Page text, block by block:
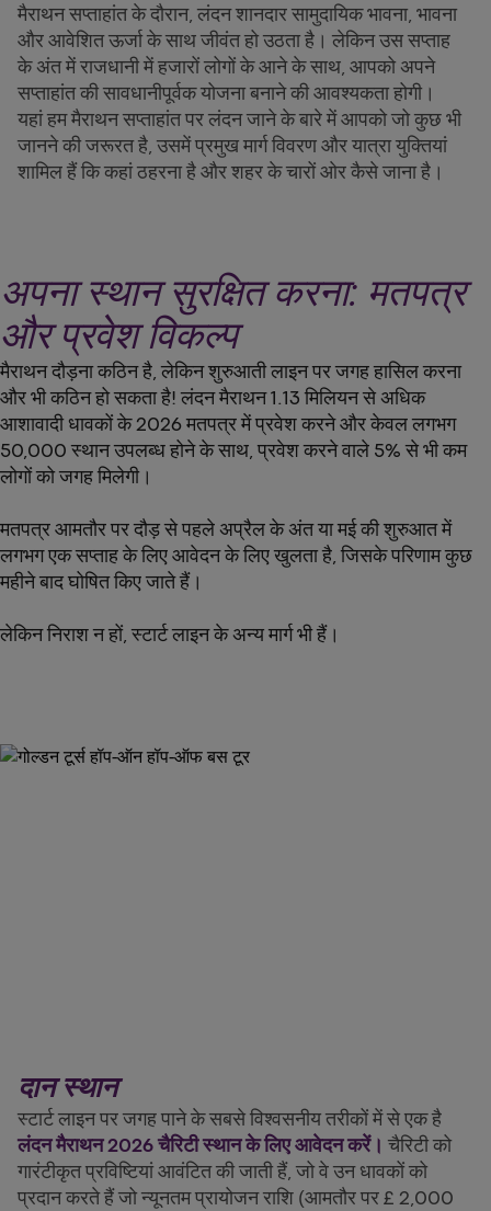
मैराथन सप्ताहांत के दौरान, लंदन शानदार सामुदायिक भावना, भावना
और आवेशित ऊर्जा के साथ जीवंत हो उठता है। लेकिन उस सप्ताह
के अंत में राजधानी में हजारों लोगों के आने के साथ, आपको अपने
सप्ताहांत की सावधानीपूर्वक योजना बनाने की आवश्यकता होगी।
यहां हम मैराथन सप्ताहांत पर लंदन जाने के बारे में आपको जो कुछ भी
जानने की जरूरत है, उसमें प्रमुख मार्ग विवरण और यात्रा युक्तियां
शामिल हैं कि कहां ठहरना है और शहर के चारों ओर कैसे जाना है।
अपना स्थान सुरक्षित करना: मतपत्र
और प्रवेश विकल्प
मैराथन दौड़ना कठिन है, लेकिन शुरुआती लाइन पर जगह हासिल करना
और भी कठिन हो सकता है! लंदन मैराथन 1.13 मिलियन से अधिक
आशावादी धावकों के 2026 मतपत्र में प्रवेश करने और केवल लगभग
50,000 स्थान उपलब्ध होने के साथ, प्रवेश करने वाले 5% से भी कम
लोगों को जगह मिलेगी।
मतपत्र आमतौर पर दौड़ से पहले अप्रैल के अंत या मई की शुरुआत में
लगभग एक सप्ताह के लिए आवेदन के लिए खुलता है, जिसके परिणाम कुछ
महीने बाद घोषित किए जाते हैं।
लेकिन निराश न हों, स्टार्ट लाइन के अन्य मार्ग भी हैं।
दान स्थान
स्टार्ट लाइन पर जगह पाने के सबसे विश्वसनीय तरीकों में से एक है
लंदन मैराथन 2026 चैरिटी स्थान के लिए आवेदन करें। चैरिटी को
गारंटीकृत प्रविष्टियां आवंटित की जाती हैं, जो वे उन धावकों को
प्रदान करते हैं जो न्यूनतम प्रायोजन राशि (आमतौर पर £ 2,000